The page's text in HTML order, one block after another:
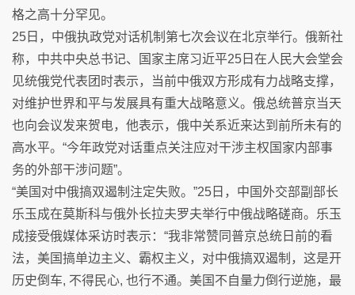
格之高十分罕见。
25日，中俄执政党对话机制第七次会议在北京举行。俄新社
称，中共中央总书记、国家主席习近平25日在人民大会堂会
见统俄党代表团时表示，当前中俄双方形成有力战略支撑，
对维护世界和平与发展具有重大战略意义。俄总统普京当天
也向会议发来贺电，他表示，俄中关系近来达到前所未有的
高水平。“今年政党对话重点关注应对干涉主权国家内部事
务的外部干涉问题”。
“美国对中俄搞双遏制注定失败。”25日，中国外交部副部长
乐玉成在莫斯科与俄外长拉夫罗夫举行中俄战略磋商。乐玉
成接受俄媒体采访时表示：“我非常赞同普京总统日前的看
法，美国搞单边主义、霸权主义，对中俄搞双遏制，这是开
历史倒车, 不得民心, 也行不通。美国不自量力倒行逆施，最